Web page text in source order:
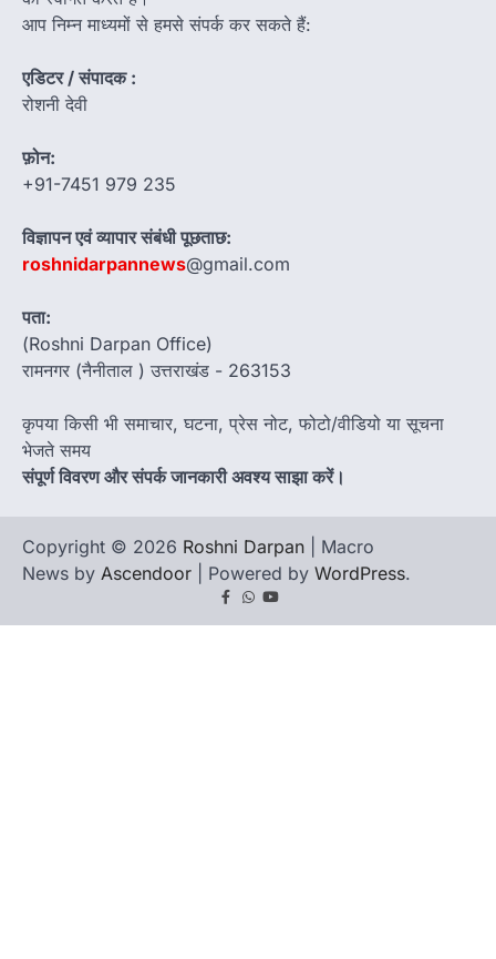
आप निम्न माध्यमों से हमसे संपर्क कर सकते हैं:
एडिटर / संपादक :
रोशनी देवी
फ़ोन:
+91-7451 979 235
विज्ञापन एवं व्यापार संबंधी पूछताछ:
roshnidarpannews@gmail.com
पता:
(Roshni Darpan Office)
रामनगर (नैनीताल ) उत्तराखंड - 263153
कृपया किसी भी समाचार, घटना, प्रेस नोट, फोटो/वीडियो या सूचना
भेजते समय
संपूर्ण विवरण और संपर्क जानकारी अवश्य साझा करें।
Copyright © 2026 Roshni Darpan | Macro
News by Ascendoor | Powered by WordPress.
Facebook
Whatsapp
youtube